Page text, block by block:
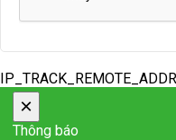
×
Thông báo